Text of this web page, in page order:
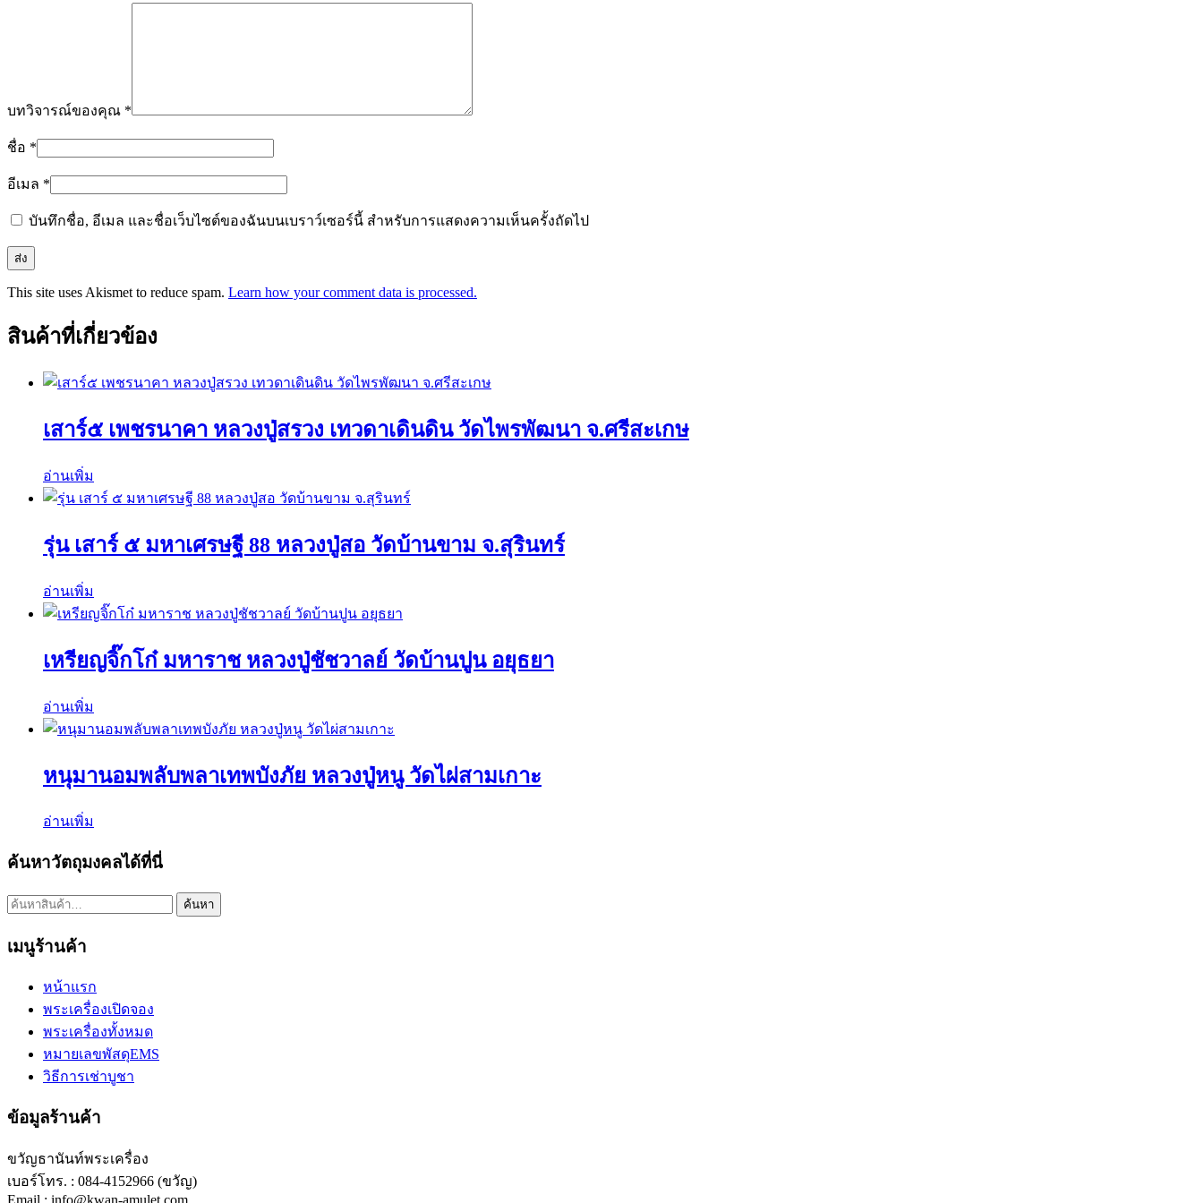
บทวิจารณ์ของคุณ *
ชื่อ *
อีเมล *
บันทึกชื่อ, อีเมล และชื่อเว็บไซต์ของฉันบนเบราว์เซอร์นี้ สำหรับการแสดงความเห็นครั้งถัดไป
This site uses Akismet to reduce spam. Learn how your comment data is processed.
สินค้าที่เกี่ยวข้อง
เสาร์๕ เพชรนาคา หลวงปู่สรวง เทวดาเดินดิน วัดไพรพัฒนา จ.ศรีสะเกษ
อ่านเพิ่ม
รุ่น เสาร์ ๕ มหาเศรษฐี 88 หลวงปู่สอ วัดบ้านขาม จ.สุรินทร์
อ่านเพิ่ม
เหรียญจิ๊กโก๋ มหาราช หลวงปู่ชัชวาลย์ วัดบ้านปูน อยุธยา
อ่านเพิ่ม
หนุมานอมพลับพลาเทพบังภัย หลวงปู่หนู วัดไผ่สามเกาะ
อ่านเพิ่ม
ค้นหาวัตถุมงคลได้ที่นี่
ค้นหา: ค้นหา
เมนูร้านค้า
หน้าแรก
พระเครื่องเปิดจอง
พระเครื่องทั้งหมด
หมายเลขพัสดุEMS
วิธีการเช่าบูชา
ข้อมูลร้านค้า
ขวัญธานันท์พระเครื่อง
เบอร์โทร. : 084-4152966 (ขวัญ)
Email : info@kwan-amulet.com